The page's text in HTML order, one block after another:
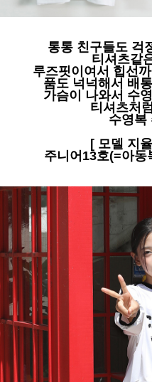
통통 친구들도 걱
티셔츠같
루즈핏이여서 힙선
품도 넉넉해서 배
가슴이 나와서 수
티셔츠처
수영복
[ 모델 지
주니어13호(=아동